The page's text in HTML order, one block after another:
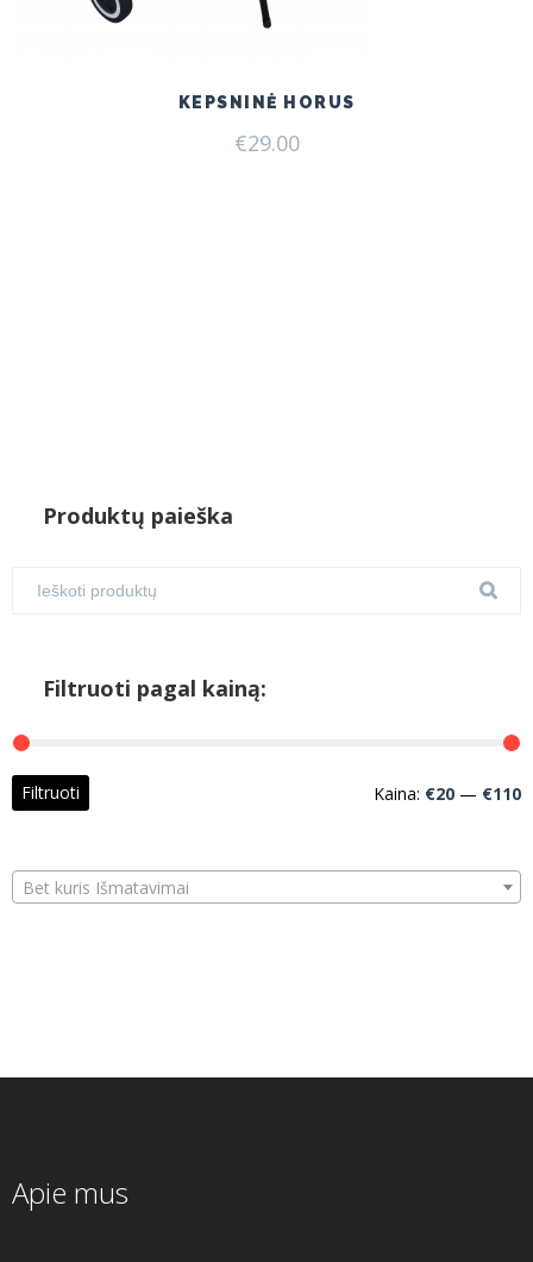
KEPSNINĖ HORUS
€29.00
Produktų paieška
Filtruoti pagal kainą:
Filtruoti Kaina: €20 — €110
Bet kuris Išmatavimai
Apie mus